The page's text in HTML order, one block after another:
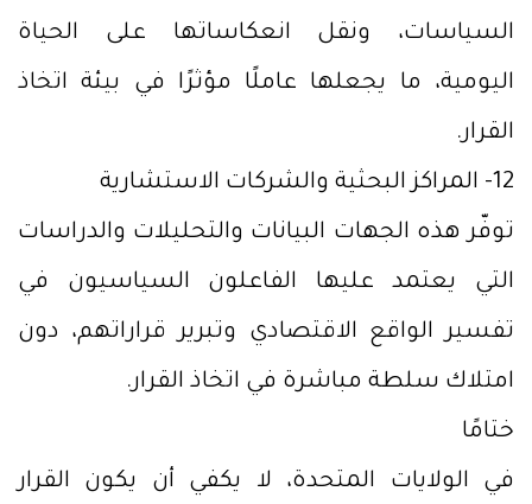
السياسات، ونقل انعكاساتها على الحياة
اليومية، ما يجعلها عاملًا مؤثرًا في بيئة اتخاذ
القرار.
12- المراكز البحثية والشركات الاستشارية
توفّر هذه الجهات البيانات والتحليلات والدراسات
التي يعتمد عليها الفاعلون السياسيون في
تفسير الواقع الاقتصادي وتبرير قراراتهم، دون
امتلاك سلطة مباشرة في اتخاذ القرار.
ختامًا
في الولايات المتحدة، لا يكفي أن يكون القرار